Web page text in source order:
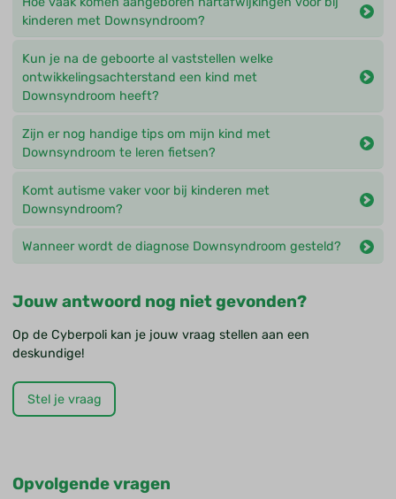
kinderen met Downsyndroom?
Kun je na de geboorte al vaststellen welke
ontwikkelingsachterstand een kind met
Downsyndroom heeft?
Zijn er nog handige tips om mijn kind met
Downsyndroom te leren fietsen?
Komt autisme vaker voor bij kinderen met
Downsyndroom?
Wanneer wordt de diagnose Downsyndroom gesteld?
Jouw antwoord nog niet gevonden?
Op de Cyberpoli kan je jouw vraag stellen aan een
deskundige!
Stel je vraag
Opvolgende vragen